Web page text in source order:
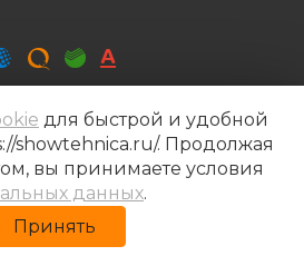
2026
Рекламный контент
персональных данных
для быстрой и удобной
showtehnica.ru/. Продолжая
вы принимаете условия
данных.
Принять